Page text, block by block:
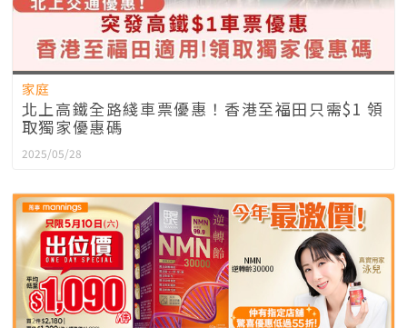
家庭
北上高鐵全路綫車票優惠！香港至福田只需$1 領
取獨家優惠碼
2025/05/28